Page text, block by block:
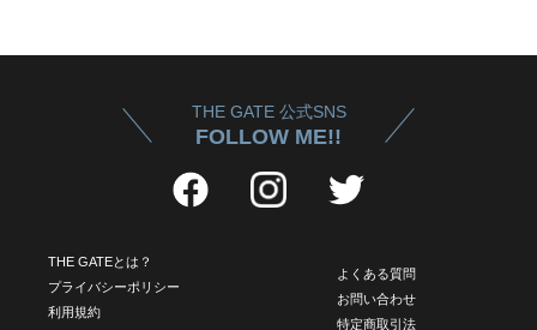
THE GATE 公式SNS
FOLLOW ME!!
THE GATEとは？
プライバシーポリシー
利用規約
よくある質問
お問い合わせ
特定商取引法